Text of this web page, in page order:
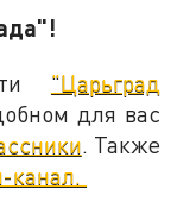
"Царьград
для вас
. Также
канал.